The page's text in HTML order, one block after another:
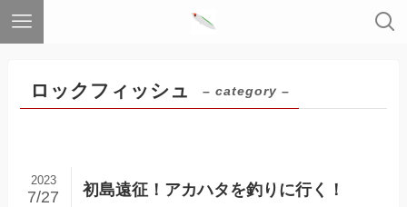
ロックフィッシュ – category –
初島遠征！アカハタを釣りに行く！
2023
7/27